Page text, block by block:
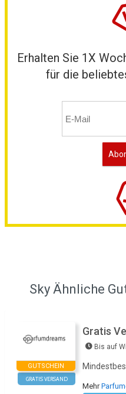
Erhalten Sie 1X
für die
Sky Ähnliche
GUTSCHEIN
GRATIS VERSAND
Gratis
Bis auf
Mehr